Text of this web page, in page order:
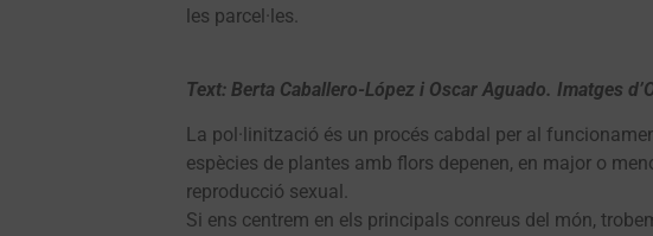
les parcel·les.
Text: Berta Caballero-López i Oscar Aguado. Imatges
La pol·linització és un procés cabdal per al
espècies de plantes amb flors depenen, en major o
reproducció sexual.
Si ens centrem en els principals conreus del món,